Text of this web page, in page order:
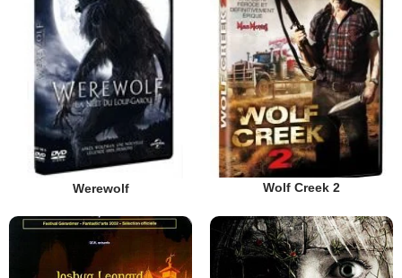
Werewolf Wolf Creek 2